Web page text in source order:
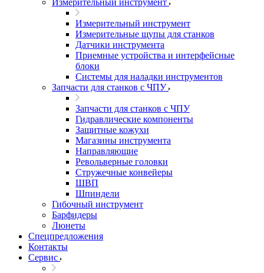
Измерительный инструмент
Измерительный инструмент
Измерительные щупы для станков
Датчики инструмента
Приемные устройства и интерфейсные
блоки
Системы для наладки инструментов
Запчасти для станков с ЧПУ
Запчасти для станков с ЧПУ
Гидравлические компоненты
Защитные кожухи
Магазины инструмента
Направляющие
Револьверные головки
Стружечные конвейеры
ШВП
Шпиндели
Гибочный инструмент
Барфидеры
Люнеты
Спецпредложения
Контакты
Сервис